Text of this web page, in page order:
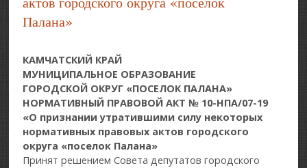
Палана»
КАМЧАТСКИЙ КРАЙ
МУНИЦИПАЛЬНОЕ ОБРАЗОВАНИЕ
ГОРОДСКОЙ ОКРУГ «ПОСЕЛОК ПАЛАНА»
НОРМАТИВНЫЙ ПРАВОВОЙ АКТ № 10-НПА/07-19
«О признании утратившими силу некоторых
нормативных правовых актов городского
округа «поселок Палана»
Принят решением Совета депутатов городского